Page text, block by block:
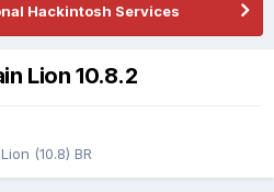
Hackintosh Services
Lion 10.8.2
(10.8) BR